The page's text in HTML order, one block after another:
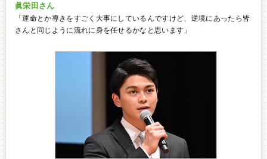
眞栄田さん
「運命とか導きをすごく大事にしているんですけど、逆境にあったら皆
さんと同じように流れに身を任せるかなと思います」